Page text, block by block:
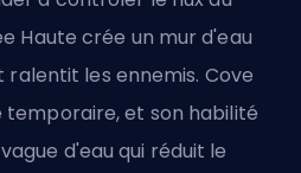
Haute crée un mur d'eau
ralentit les ennemis. Cove
et son habilité
d'eau qui réduit le